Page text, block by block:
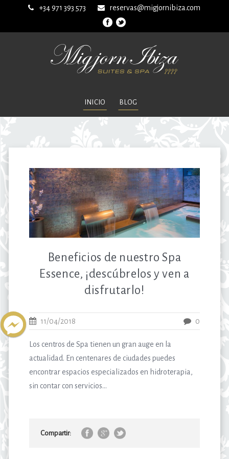
+34 971 393 573 reservas@migjornibiza.com
INICIO BLOG
Beneficios de nuestro Spa
Essence, ¡descúbrelos y ven a
disfrutarlo!
11/04/2018 0
Los centros de Spa tienen un gran auge en la
actualidad. En centenares de ciudades puedes
encontrar espacios especializados en hidroterapia,
sin contar con servicios...
Compartir: